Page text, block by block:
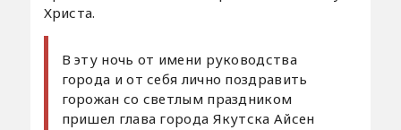
Христа.
В эту ночь от имени руководства
города и от себя лично поздравить
горожан со светлым праздником
пришел глава города Якутска Айсен